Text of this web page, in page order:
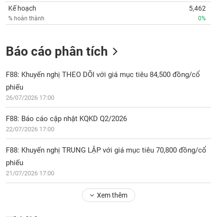
Kế hoạch
% hoàn thành
5,462
0%
Báo cáo phân tích
F88: Khuyến nghị THEO DÕI với giá mục tiêu 84,500 đồng/cổ
phiếu
26/07/2026 17:00
F88: Báo cáo cập nhật KQKD Q2/2026
22/07/2026 17:00
F88: Khuyến nghị TRUNG LẬP với giá mục tiêu 70,800 đồng/cổ
phiếu
21/07/2026 17:00
Xem thêm